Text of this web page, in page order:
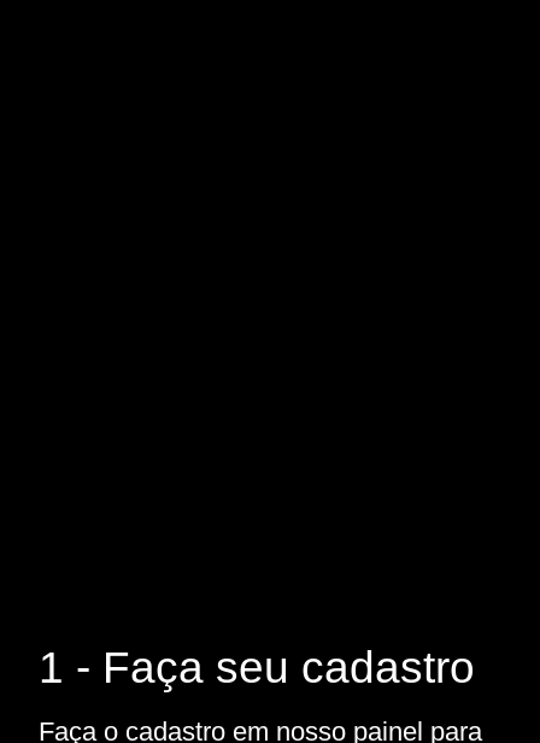
1 - Faça seu cadastro
Faça o cadastro em nosso painel para